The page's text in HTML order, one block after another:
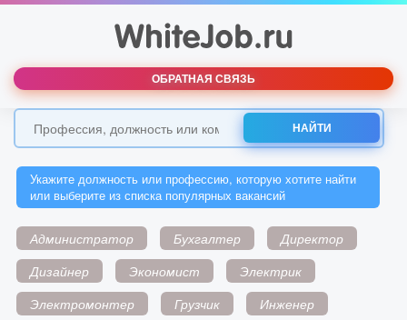
ОБРАТНАЯ СВЯЗЬ
НАЙТИ
Укажите должность или профессию, которую хотите найти
или выберите из списка популярных вакансий
Администратор Бухгалтер
Директор
Дизайнер
Экономист
Электрик
Электромонтер
Грузчик
Инженер